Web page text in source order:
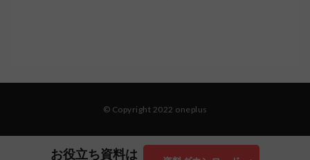
お役立ち資料は
© Copyright 2022 oneplus